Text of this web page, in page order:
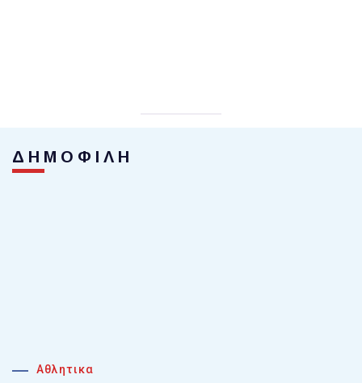
ΔΗΜΟΦΙΛΗ
Αθλητικα